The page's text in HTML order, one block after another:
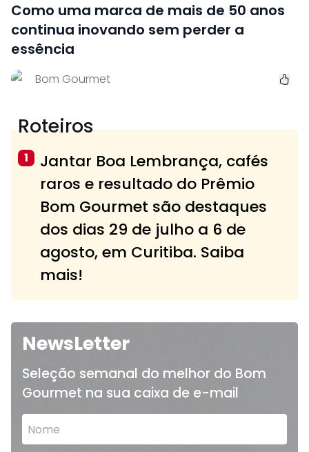
Como uma marca de mais de 50 anos
continua inovando sem perder a
essência
Bom Gourmet
Roteiros
1
Jantar Boa Lembrança, cafés
raros e resultado do Prêmio
Bom Gourmet são destaques
dos dias 29 de julho a 6 de
agosto, em Curitiba. Saiba
mais!
NewsLetter
Seleção semanal do melhor do Bom
Gourmet na sua caixa de e-mail